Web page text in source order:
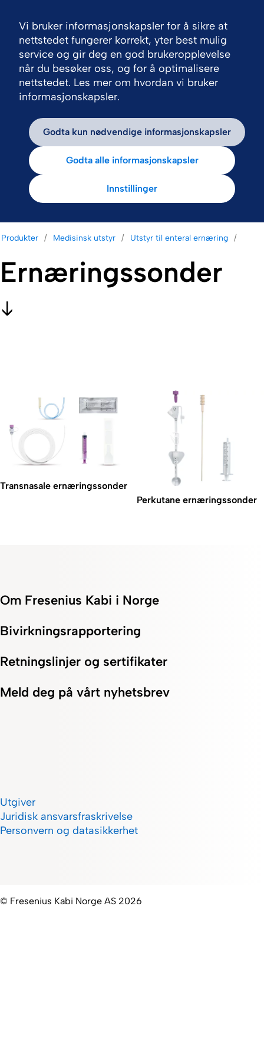
Produkter Medisinsk utstyr Utstyr til enteral ernæring
Ernæringssonder
Transnasale ernæringssonder
Perkutane ernæringssonder
Om Fresenius Kabi i Norge
Bivirkningsrapportering
Retningslinjer og sertifikater
Meld deg på vårt nyhetsbrev
Utgiver
Juridisk ansvarsfraskrivelse
Personvern og datasikkerhet
© Fresenius Kabi Norge AS 2026
Vi bruker informasjonskapsler for å sikre at
nettstedet fungerer korrekt, yter best mulig
service og gir deg en god brukeropplevelse
når du besøker oss, og for å optimalisere
nettstedet. Les mer om hvordan vi bruker
informasjonskapsler.
Godta kun nødvendige informasjonskapsler
Godta alle informasjonskapsler
Innstillinger